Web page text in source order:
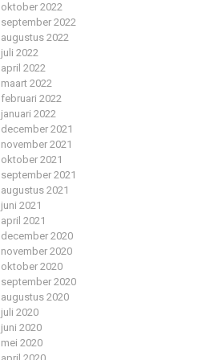
oktober 2022
september 2022
augustus 2022
juli 2022
april 2022
maart 2022
februari 2022
januari 2022
december 2021
november 2021
oktober 2021
september 2021
augustus 2021
juni 2021
april 2021
december 2020
november 2020
oktober 2020
september 2020
augustus 2020
juli 2020
juni 2020
mei 2020